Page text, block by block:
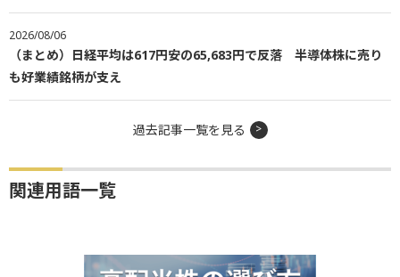
2026/08/06
（まとめ）日経平均は617円安の65,683円で反落 半導体株に売り
も好業績銘柄が支え
過去記事一覧を見る
関連用語一覧